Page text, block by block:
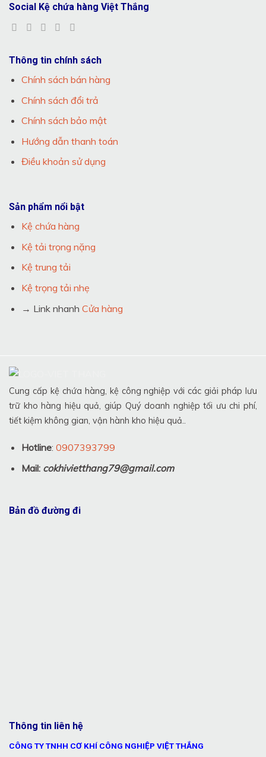
Thông tin chính sách
Chính sách bán hàng
Chính sách đổi trả
Chính sách bảo mật
Hướng dẫn thanh toán
Điều khoản sử dụng
Sản phẩm nổi bật
Kệ chứa hàng
Kệ tải trọng nặng
Kệ trung tải
Kệ trọng tải nhẹ
→ Link nhanh Cửa hàng
Social Kệ chứa hàng Việt Thắng
Cung cấp kệ chứa hàng, kệ công nghiệp với các giải pháp lưu
trữ kho hàng hiệu quả, giúp Quý doanh nghiệp tối ưu chi phí,
tiết kiệm không gian, vận hành kho hiệu quả..
Hotline: 0907393799
Mail: cokhivietthang79@gmail.com
Thông tin liên hệ
CÔNG TY TNHH CƠ KHÍ CÔNG NGHIỆP VIỆT THẮNG
Bản đồ đường đi